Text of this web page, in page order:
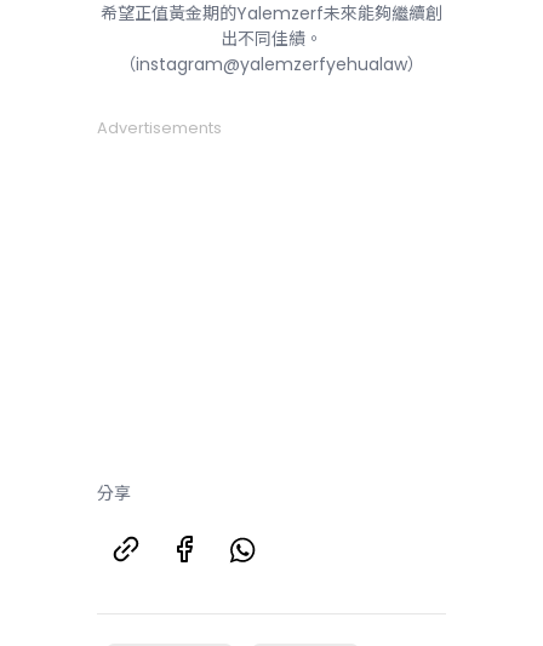
希望正值黃金期的Yalemzerf未來能夠繼續創
出不同佳績。
（instagram@yalemzerfyehualaw）
Advertisements
分享